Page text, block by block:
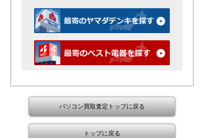
パソコン買取査定トップに戻る
トップに戻る